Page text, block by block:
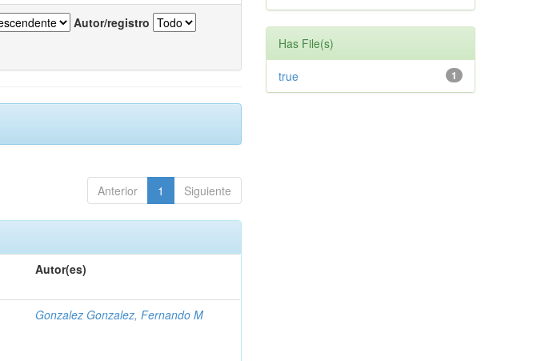
Autor/registro
Anterior 1 Siguiente
Autor(es)
Gonzalez Gonzalez, Fernando M
Has File(s)
1
true